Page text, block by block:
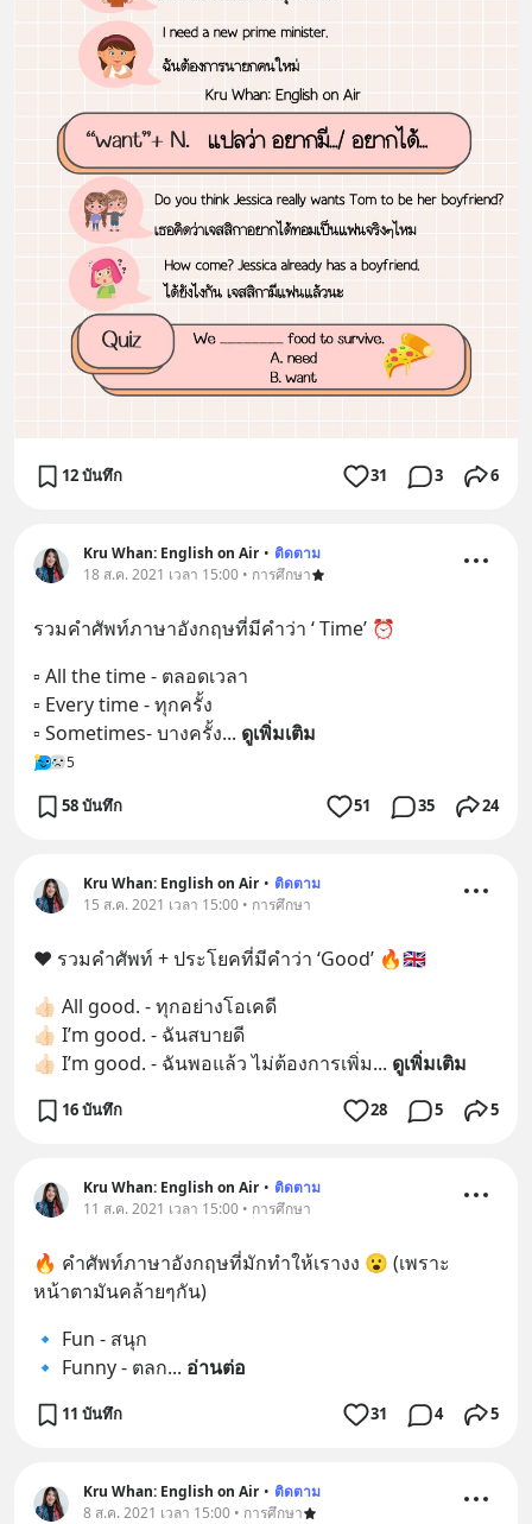
12 บันทึก 31 3 6
Kru Whan: English on Air • ติดตาม
18 ส.ค. 2021 เวลา 15:00 • การศึกษา
รวมคำศัพท์ภาษาอังกฤษที่มีคำว่า ‘ Time’ ⏰
▫️ All the time - ตลอดเวลา
▫️ Every time - ทุกครั้ง
▫️ Sometimes- บางครั้ง... ดูเพิ่มเติม
5
58 บันทึก 51 35 24
Kru Whan: English on Air • ติดตาม
15 ส.ค. 2021 เวลา 15:00 • การศึกษา
❤️ รวมคำศัพท์ + ประโยคที่มีคำว่า ‘Good’ 🔥🇬🇧
👍🏻 All good. - ทุกอย่างโอเคดี
👍🏻 I’m good. - ฉันสบายดี
👍🏻 I’m good. - ฉันพอแล้ว ไม่ต้องการเพิ่ม... ดูเพิ่มเติม
16 บันทึก 28 5 5
Kru Whan: English on Air • ติดตาม
11 ส.ค. 2021 เวลา 15:00 • การศึกษา
🔥 คำศัพท์ภาษาอังกฤษที่มักทำให้เรางง 😮 (เพราะ
หน้าตามันคล้ายๆกัน)
🔹 Fun - สนุก
🔹 Funny - ตลก... อ่านต่อ
11 บันทึก 31 4 5
Kru Whan: English on Air • ติดตาม
8 ส.ค. 2021 เวลา 15:00 • การศึกษา